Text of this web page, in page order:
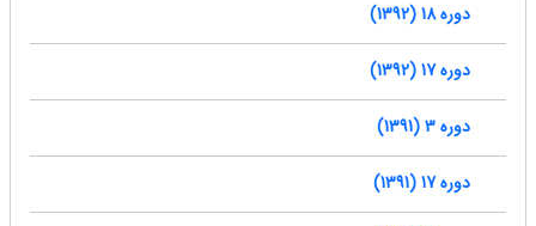
دوره 18 (1392)
دوره 17 (1392)
دوره 3 (1391)
دوره 17 (1391)